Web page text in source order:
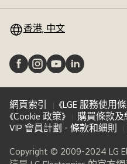
換 香港, 中文
網頁索引 《LGE 服務使用條
《Cookie 政策》
購買條款及
VIP 會員計劃 - 條款和細則
Copyright © 2009-2024 LG